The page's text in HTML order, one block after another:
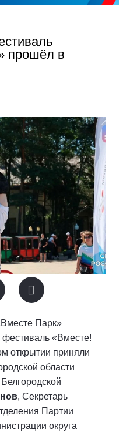
прошёл в
Парк»
фестиваль «Вместе!
открытии приняли
области
, Секретарь
Партии
округа